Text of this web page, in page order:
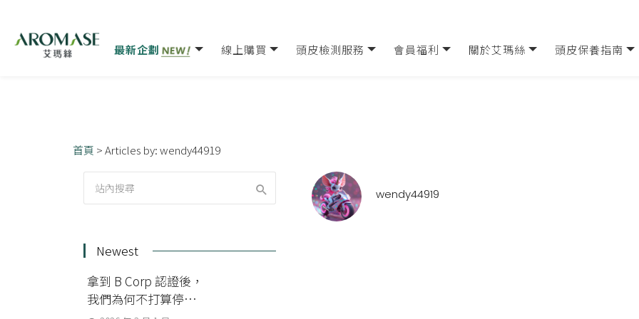
最新企劃 線上購買 頭皮檢測服務 會員福利 關於艾瑪絲 頭皮保養指南
首頁 >Articles by: wendy44919
wendy44919
Newest
拿到 B Corp 認證後，
我們為何不打算停下